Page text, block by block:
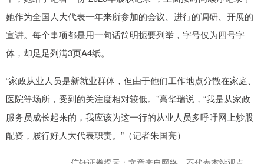
她作为全国人大代表一年来所参加的会议、进行的调研、开展的
宣讲。每个事项都是用一句话简明扼要列举，字号仅为四号字
体，却足足列满3页A4纸。
“家政从业人员是新就业群体，但由于他们工作地点分散在家庭、
医院等场所，受到的关注度相对较低。”高华瑞说，“我是从家政
服务员成长起来的，我应该为这一行的从业人员多呼吁网上炒股
配资，履行好人大代表职责。”（记者朱国亮）